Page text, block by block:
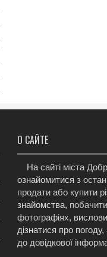
О САЙТЕ
На сайті міста
ознайомитися з
продати або купити
знайомства,
фотографіях,
дізнатися про
до довідкової